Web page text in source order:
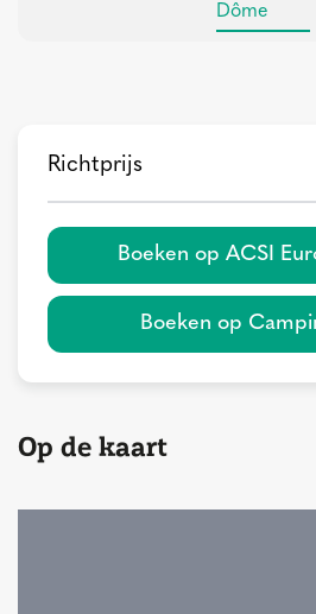
Dôme
Richtprijs
Boeken op ACSI
Boeken op
Op de kaart